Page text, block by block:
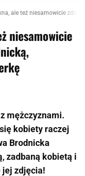
ale też niesamowicie
niesamowicie
mężczyznami.
kobiety raczej
Brodnicka
zadbaną kobietą i
jej zdjęcia!